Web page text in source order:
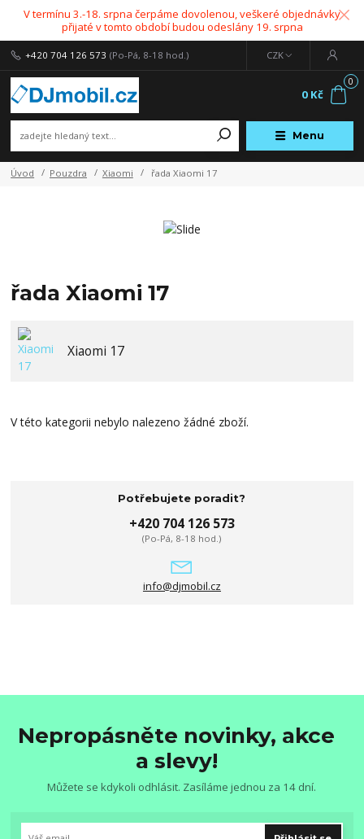
V termínu 3.-18. srpna čerpáme dovolenou, veškeré objednávky
přijaté v tomto období budou odeslány 19. srpna
Menu
CZK
+420 704 126 573 (Po-Pá, 8-18 hod.)
0
0 Kč
Úvod Pouzdra Xiaomi řada Xiaomi 17
řada Xiaomi 17
Xiaomi 17
V této kategorii nebylo nalezeno žádné zboží.
Potřebujete poradit?
+420 704 126 573
(Po-Pá, 8-18 hod.)
info@djmobil.cz
Nepropásněte novinky, akce
a slevy!
Můžete se kdykoli odhlásit. Zasíláme jednou za 14 dní.